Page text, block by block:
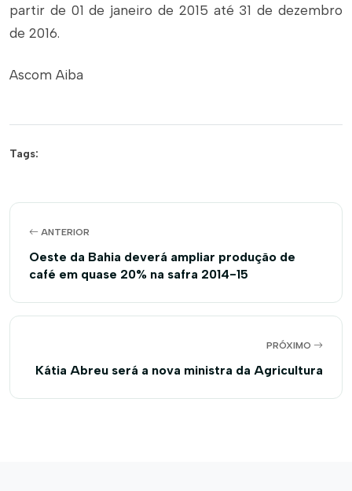
partir de 01 de janeiro de 2015 até 31 de dezembro
de 2016.
Ascom Aiba
Tags:
ANTERIOR
Oeste da Bahia deverá ampliar produção de
café em quase 20% na safra 2014-15
PRÓXIMO
Kátia Abreu será a nova ministra da Agricultura